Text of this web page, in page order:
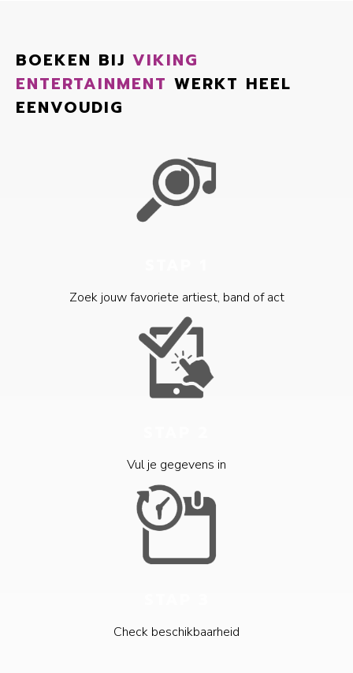
BOEKEN BIJ VIKING
ENTERTAINMENT WERKT HEEL
EENVOUDIG
Zoek jouw favoriete artiest, band of act
Vul je gegevens in
Check beschikbaarheid